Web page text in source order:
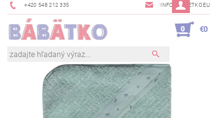
+420 548 212 335 INFO@BABETKO.EU
0 €0